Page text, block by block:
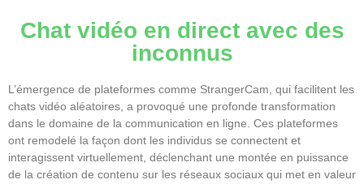
Chat vidéo en direct avec des
inconnus
L’émergence de plateformes comme StrangerCam, qui facilitent les
chats vidéo aléatoires, a provoqué une profonde transformation
dans le domaine de la communication en ligne. Ces plateformes
ont remodelé la façon dont les individus se connectent et
interagissent virtuellement, déclenchant une montée en puissance
de la création de contenu sur les réseaux sociaux qui met en valeur